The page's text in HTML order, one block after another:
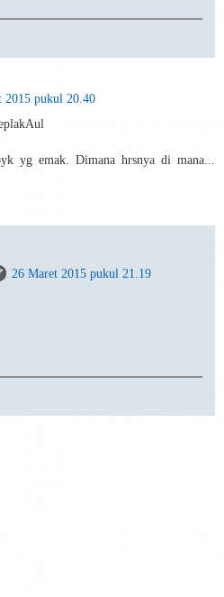
2015 pukul 20.40
yg emak. Dimana hrsnya di mana...
26 Maret 2015 pukul 21.19